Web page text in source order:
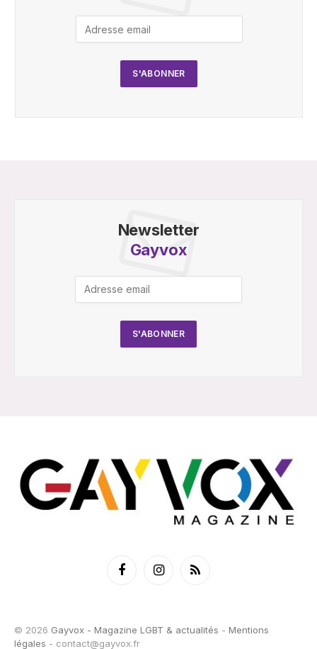
Newsletter
Gayvox
FacebookInstagramRSS
© 2026 Gayvox - Magazine LGBT & actualités - Mentions
légales - contact@gayvox.fr